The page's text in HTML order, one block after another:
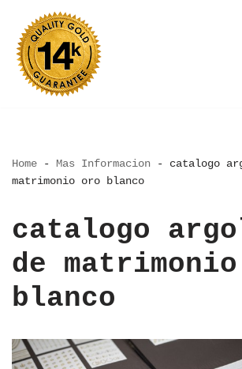
Saltar
al
contenido
Home - Mas Informacion - catalogo
matrimonio oro blanco
catalogo
de
blanco